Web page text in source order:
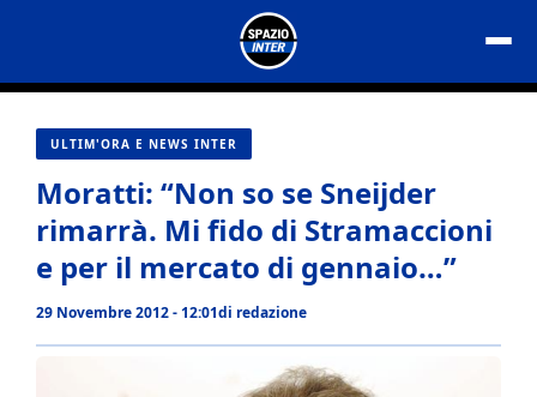
contenuto
ULTIM'ORA E NEWS INTER
Moratti: “Non so se Sneijder
rimarrà. Mi fido di Stramaccioni
e per il mercato di gennaio…”
29 Novembre 2012 - 12:01di redazione